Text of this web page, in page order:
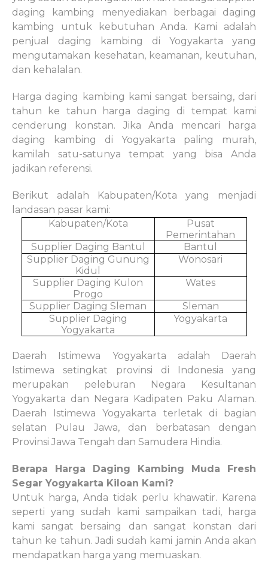
daging kambing menyediakan berbagai daging
kambing untuk kebutuhan Anda. Kami adalah
penjual daging kambing di Yogyakarta yang
mengutamakan kesehatan, keamanan, keutuhan,
dan kehalalan.
Harga daging kambing kami sangat bersaing, dari
tahun ke tahun harga daging di tempat kami
cenderung konstan. Jika Anda mencari harga
daging kambing di Yogyakarta paling murah,
kamilah satu-satunya tempat yang bisa Anda
jadikan referensi.
Berikut adalah Kabupaten/Kota yang menjadi
landasan pasar kami:
Kabupaten/Kota
Pusat
Pemerintahan
Supplier Daging Bantul
Bantul
Supplier Daging Gunung
Kidul
Wonosari
Supplier Daging Kulon
Progo
Wates
Supplier Daging Sleman
Sleman
Supplier Daging
Yogyakarta
Yogyakarta
Daerah Istimewa Yogyakarta adalah Daerah
Istimewa setingkat provinsi di Indonesia yang
merupakan peleburan Negara Kesultanan
Yogyakarta dan Negara Kadipaten Paku Alaman.
Daerah Istimewa Yogyakarta terletak di bagian
selatan Pulau Jawa, dan berbatasan dengan
Provinsi Jawa Tengah dan Samudera Hindia.
Berapa Harga Daging Kambing Muda Fresh
Segar Yogyakarta Kiloan Kami?
Untuk harga, Anda tidak perlu khawatir. Karena
seperti yang sudah kami sampaikan tadi, harga
kami sangat bersaing dan sangat konstan dari
tahun ke tahun. Jadi sudah kami jamin Anda akan
mendapatkan harga yang memuaskan.